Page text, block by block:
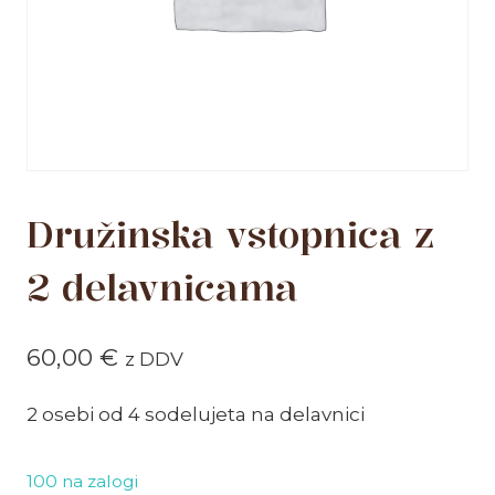
Družinska vstopnica z
2 delavnicama
60,00 € z DDV
2 osebi od 4 sodelujeta na delavnici
100 na zalogi